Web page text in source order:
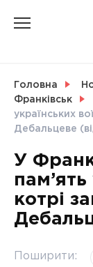
СВІТ
Головна
Франківськ
українських
Дебальцеве
У
пам’ять
котрі
Поширити: